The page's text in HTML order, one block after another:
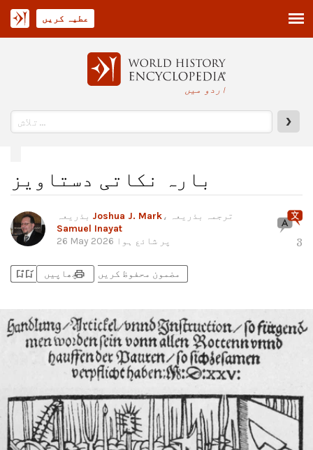
اردو میں
❯
عطیہ کریں
بارہ نکاتی دستاویز
Joshua J. Mark
، ترجمہ بذریعہ
Samuel Inayat
26 May 2026 پر شائع ہوا 3
bookmark_addbookmark_added مضمون محفوظ کریں printچھاپیں